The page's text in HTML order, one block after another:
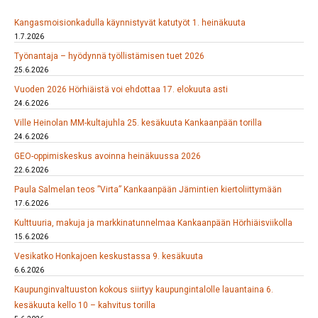
Kangasmoisionkadulla käynnistyvät katutyöt 1. heinäkuuta
1.7.2026
Työnantaja – hyödynnä työllistämisen tuet 2026
25.6.2026
Vuoden 2026 Hörhiäistä voi ehdottaa 17. elokuuta asti
24.6.2026
Ville Heinolan MM-kultajuhla 25. kesäkuuta Kankaanpään torilla
24.6.2026
GEO-oppimiskeskus avoinna heinäkuussa 2026
22.6.2026
Paula Salmelan teos ”Virta” Kankaanpään Jämintien kiertoliittymään
17.6.2026
Kulttuuria, makuja ja markkinatunnelmaa Kankaanpään Hörhiäisviikolla
15.6.2026
Vesikatko Honkajoen keskustassa 9. kesäkuuta
6.6.2026
Kaupunginvaltuuston kokous siirtyy kaupungintalolle lauantaina 6.
kesäkuuta kello 10 – kahvitus torilla